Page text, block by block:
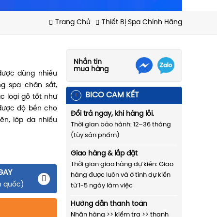
Trang Chủ Thiết Bị Spa Chính Hãng
dùng nhiều
spa chân sắt,
loại gỗ tốt như
độ bền cho
lớp da nhiều
quốc)
Nhắn tin
mua hàng
BICO CAM KẾT
Đổi trả ngay, khi hàng lỗi.
Thời gian bảo hành: 12–36 tháng
(tùy sản phẩm)
Giao hàng & lắp đặt
Thời gian giao hàng dự kiến: Giao
hàng được luôn và ở tình dự kiến
từ 1-5 ngày làm việc
Hướng dẫn thanh toán
Nhận hàng >> kiểm tra >> thanh